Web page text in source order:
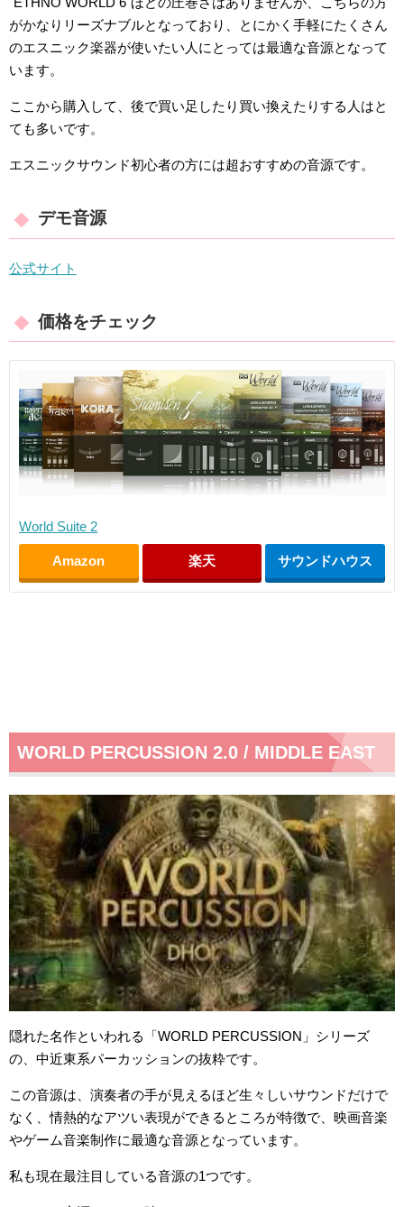
がかなりリーズナブルとなっており、とにかく手軽にたくさん
のエスニック楽器が使いたい人にとっては最適な音源となって
います。
ここから購入して、後で買い足したり買い換えたりする人はと
ても多いです。
エスニックサウンド初心者の方には超おすすめの音源です。
デモ音源
公式サイト
価格をチェック
World Suite 2
Amazon 楽天 サウンドハウス
WORLD PERCUSSION 2.0 / MIDDLE EAST
隠れた名作といわれる「WORLD PERCUSSION」シリーズ
の、中近東系パーカッションの抜粋です。
この音源は、演奏者の手が見えるほど生々しいサウンドだけで
なく、情熱的なアツい表現ができるところが特徴で、映画音楽
やゲーム音楽制作に最適な音源となっています。
私も現在最注目している音源の1つです。